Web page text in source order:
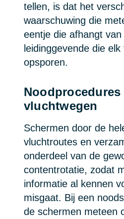
tellen, is dat het
waarschuwing die
eentje die afhangt van
leidinggevende die
opsporen.
Noodprocedures
vluchtwegen
Schermen door de
vluchtroutes en
onderdeel van de
contentrotatie, zodat
informatie al kennen
misgaat. Bij een
de schermen meteen